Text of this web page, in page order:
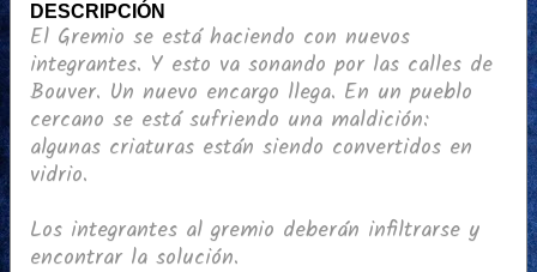
DESCRIPCIÓN
El Gremio se está haciendo con nuevos
integrantes. Y esto va sonando por las calles de
Bouver. Un nuevo encargo llega. En un pueblo
cercano se está sufriendo una maldición:
algunas criaturas están siendo convertidos en
vidrio.
Los integrantes al gremio deberán infiltrarse y
encontrar la solución.